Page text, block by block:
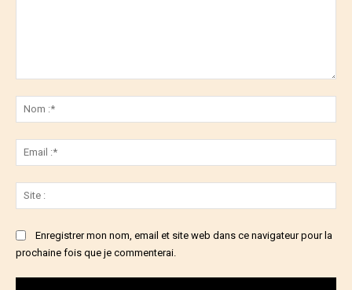
:*
:*
:
Enregistrer mon nom, email et site web dans ce navigateur pour la
prochaine fois que je commenterai.